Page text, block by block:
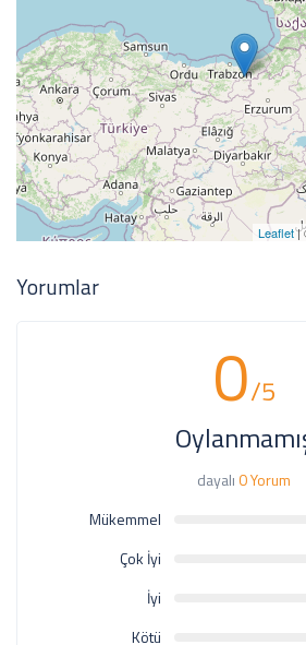
Leaflet|
Yorumlar
0/5
dayalı0 Yorum
Mükemmel
Çok İyi
İyi
Kötü